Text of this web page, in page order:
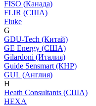
FISO (Канада)
FLIR (США)
Fluke
G
GDU-Tech (Китай)
GE Energy (США)
Gilardoni (Италия)
Guide Sensmart (КНР)
GUL (Англия)
H
Heath Consultants (США)
HEXA